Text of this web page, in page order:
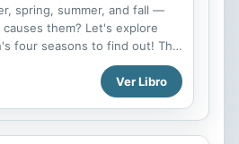
de esta clase más
realizados a lo largo de
Y no es poca sorpresa,
la ciencia moderna se sustenta
los modestos cimientos que
spring, summer, and fall —
them? Let's explore
four seasons to find out! The
(My World) series is
for young learners in
through grade 2.
16-page books give readers
introduction to
Ver Libro